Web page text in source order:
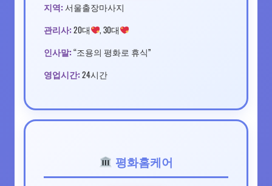
지역: 서울출장마사지
관리사: 20대 , 30대
인사말: “조용의 평화로 휴식”
영업시간: 24시간
평화홈케어